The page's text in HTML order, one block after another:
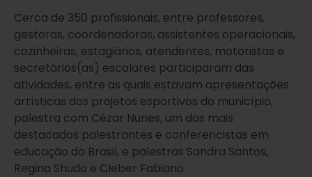
Cerca de 350 profissionais, entre professores,
gestoras, coordenadoras, assistentes operacionais,
cozinheiras, estagiários, atendentes, motoristas e
secretários(as) escolares participaram das
atividades, entre as quais estavam apresentações
artísticas dos projetos esportivos do município,
palestra com Cézar Nunes, um dos mais
destacados palestrantes e conferencistas em
educação do Brasil, e palestras Sandra Santos,
Regina Shudo e Cleber Fabiano.